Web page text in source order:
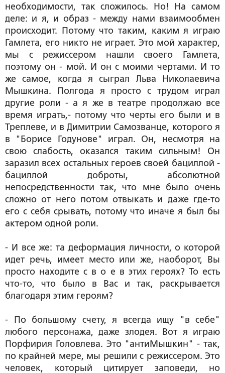
необходимости, так сложилось. Но! На самом
деле: и я, и образ - между нами взаимообмен
происходит. Потому что таким, каким я играю
Гамлета, его никто не играет. Это мой характер,
мы с режиссером нашли своего Гамлета,
поэтому он - мой. И он с моими чертами. И то
же самое, когда я сыграл Льва Николаевича
Мышкина. Полгода я просто с трудом играл
другие роли - а я же в театре продолжаю все
время играть,- потому что черты его были и в
Треплеве, и в Димитрии Самозванце, которого я
в "Борисе Годунове" играл. Он, несмотря на
свою слабость, оказался таким сильным! Он
заразил всех остальных героев своей бациллой -
бациллой доброты, абсолютной
непосредственности так, что мне было очень
сложно от него потом отвыкать и даже где-то
его с себя срывать, потому что иначе я был бы
актером одной роли.
- И все же: та деформация личности, о которой
идет речь, имеет место или же, наоборот, Вы
просто находите с в о е в этих героях? То есть
что-то, что было в Вас и так, раскрывается
благодаря этим героям?
- По большому счету, я всегда ищу "в себе"
любого персонажа, даже злодея. Вот я играю
Порфирия Головлева. Это "антиМышкин" - так,
по крайней мере, мы решили с режиссером. Это
человек, который цитирует заповеди, но